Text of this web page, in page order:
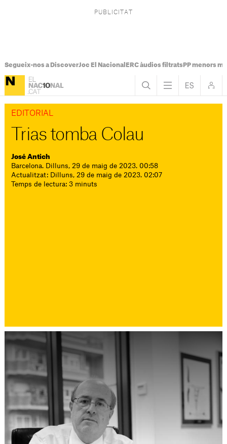
Segueix-nos a DiscoverJoc El Nacional ERC àudios filtratsPP menors
EDITORIAL
Trias tomba Colau
José Antich
Barcelona. Dilluns, 29 de maig de 2023. 00:58
Actualitzat: Dilluns, 29 de maig de 2023. 02:07
Temps de lectura: 3 minuts